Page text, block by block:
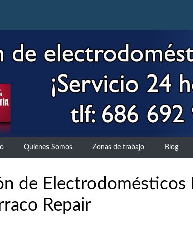
Quienes Somos Zonas de trabajo Blog
de Electrodomésticos
Repair